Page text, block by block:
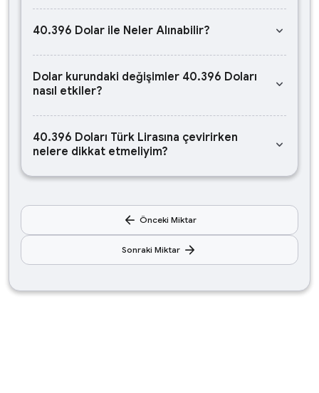
40.396 Dolar ile Neler Alınabilir? keyboard_arrow_down
Dolar kurundaki değişimler 40.396 Doları
nasıl etkiler?
keyboard_arrow_down
40.396 Doları Türk Lirasına çevirirken
nelere dikkat etmeliyim?
keyboard_arrow_down
arrow_back Önceki Miktar
Sonraki Miktar arrow_forward